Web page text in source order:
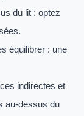
du lit : optez
équilibrer : une
indirectes et
au-dessus du